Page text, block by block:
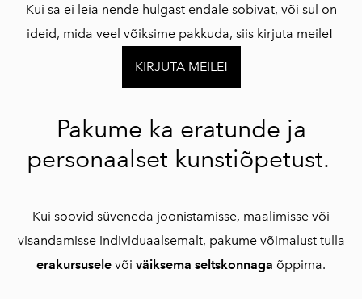
Kui sa ei leia nende hulgast endale sobivat, või sul on
ideid, mida veel võiksime pakkuda, siis kirjuta meile!
KIRJUTA MEILE!
Pakume ka eratunde ja
personaalset kunstiõpetust.
Kui soovid süveneda joonistamisse, maalimisse või
visandamisse individuaalsemalt, pakume võimalust tulla
erakursusele või väiksema seltskonnaga õppima.